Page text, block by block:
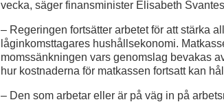
vecka, säger finansminister Elisabeth
– Regeringen fortsätter arbetet för att stärka
låginkomsttagares hushållsekonomi.
momssänkningen vars genomslag bevakas
hur kostnaderna för matkassen fortsatt kan
– Den som arbetar eller är på väg in på